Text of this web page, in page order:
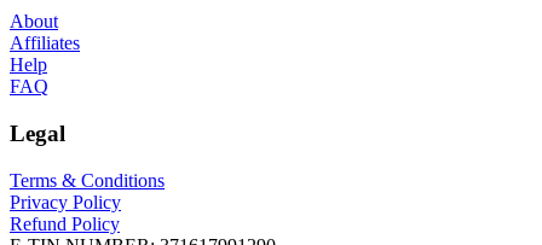
About
Affiliates
Help
FAQ
Legal
Terms & Conditions
Privacy Policy
Refund Policy